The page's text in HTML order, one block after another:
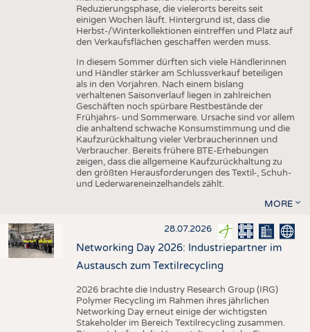
Reduzierungsphase, die vielerorts bereits seit
einigen Wochen läuft. Hintergrund ist, dass die
Herbst-/Winterkollektionen eintreffen und Platz auf
den Verkaufsflächen geschaffen werden muss.
In diesem Sommer dürften sich viele Händlerinnen
und Händler stärker am Schlussverkauf beteiligen
als in den Vorjahren. Nach einem bislang
verhaltenen Saisonverlauf liegen in zahlreichen
Geschäften noch spürbare Restbestände der
Frühjahrs- und Sommerware. Ursache sind vor allem
die anhaltend schwache Konsumstimmung und die
Kaufzurückhaltung vieler Verbraucherinnen und
Verbraucher. Bereits frühere BTE-Erhebungen
zeigen, dass die allgemeine Kaufzurückhaltung zu
den größten Herausforderungen des Textil-, Schuh-
und Lederwareneinzelhandels zählt.
MORE
28.07.2026
Networking Day 2026: Industriepartner im
Austausch zum Textilrecycling
2026 brachte die Industry Research Group (IRG)
Polymer Recycling im Rahmen ihres jährlichen
Networking Day erneut einige der wichtigsten
Stakeholder im Bereich Textilrecycling zusammen.